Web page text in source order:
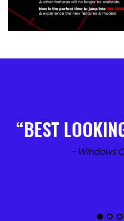
BEST
- Windows